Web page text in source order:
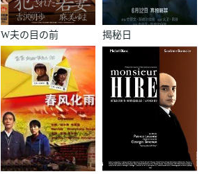
W夫の目の前
で犯された若
揭秘日